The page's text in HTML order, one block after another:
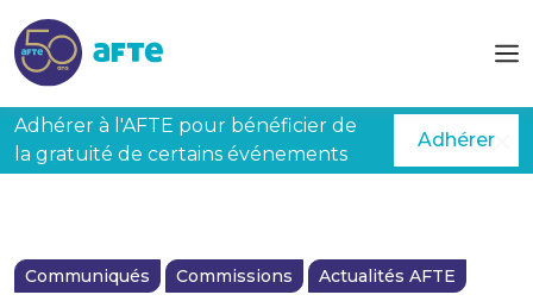
Adhérer à l'AFTE pour bénéficier de
la gratuité de certains événements
Adhérer
Communiqués Commissions Actualités AFTE